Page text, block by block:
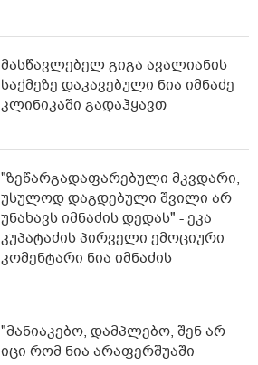
მასწავლებელ გიგა ავალიანის
საქმეზე დაკავებული ნია იმნაძე
კლინიკაში გადაჰყავთ
"ზეწარგადაფარებული მკვდარი,
უსულოდ დაგდებული შვილი არ
უნახავს იმნაძის დედას" - ეკა
კუპატაძის პირველი ემოციური
კომენტარი ნია იმნაძის
"მანიაკებო, დამპლებო, შენ არ
იცი რომ ნია არაფერშუაში